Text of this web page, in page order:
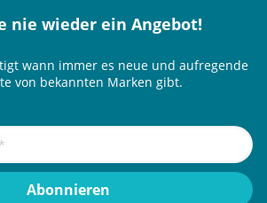
nie wieder ein Angebot!
wann immer es neue und aufregende
von bekannten Marken gibt.